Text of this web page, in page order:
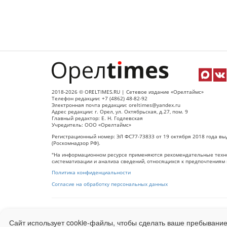
2018-2026 © ORELTIMES.RU | Сетевое издание «Орелтаймс»
Телефон редакции: +7 (4862) 48-82-92
Электронная почта редакции: oreltimes@yandex.ru
Адрес редакции: г. Орел, ул. Октябрьская, д.27, пом. 9
Главный редактор: Е. Н. Годлевская
Учредитель: ООО «Орелтаймс»
Регистрационный номер: ЭЛ ФС77-73833 от 19 октября 2018 года
(Роскомнадзор РФ).
"На информационном ресурсе применяются рекомендательные
систематизации и анализа сведений, относящихся к
Политика конфиденциальности
Согласие на обработку персональных данных
Сайт использует cookie-файлы, чтобы сделать ваше